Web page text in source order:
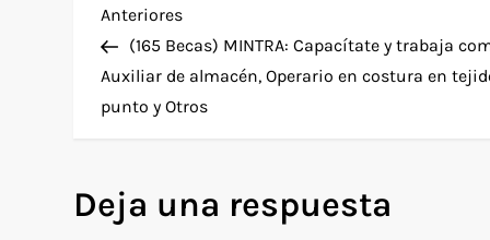
N
a
v
g
Entrada
anterior
Anteriores
(165 Becas) MINTRA: Capacítate y trabaja
Auxiliar de almacén, Operario en costura en
punto y Otros
Deja una respuesta